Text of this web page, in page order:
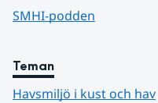
SMHI-podden
Teman
Havsmiljö i kust och hav